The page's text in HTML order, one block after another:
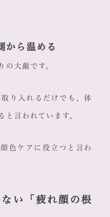
から温める
の大敵です。
り入れるだけでも、体
と言われています。
色ケアに役立つと言わ
い「疲れ顔の根